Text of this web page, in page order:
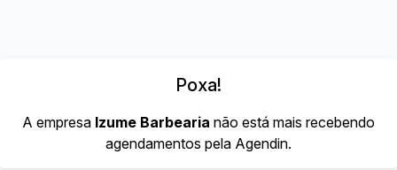
Poxa!
A empresa Izume Barbearia não está mais recebendo
agendamentos pela Agendin.